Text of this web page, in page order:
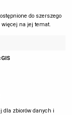
do szerszego
więcej na jej temat.
zbiorów danych i